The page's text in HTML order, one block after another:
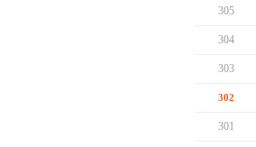
305
304
303
302
301